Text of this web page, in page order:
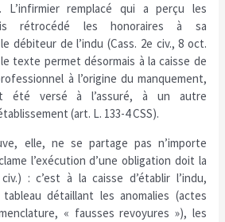
L’infirmier remplacé qui a perçu les
rétrocédé les honoraires à sa
débiteur de l’indu (Cass. 2e civ., 8 oct.
le texte permet désormais à la caisse de
à l’origine du manquement,
été versé à l’assuré, à un autre
(art. L. 133-4 CSS).
elle, ne se partage pas n’importe
l’exécution d’une obligation doit la
: c’est à la caisse d’établir l’indu,
détaillant les anomalies (actes
« fausses revoyures »), les